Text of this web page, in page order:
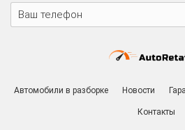
Автомобили в разборке Новости
Контакты